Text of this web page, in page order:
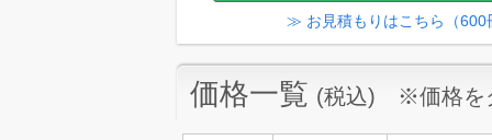
≫ お見積もりはこちら（600
価格一覧 (税込) ※価格を